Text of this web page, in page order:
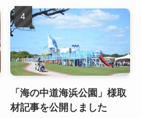
「海の中道海浜公園」様取
材記事を公開しました